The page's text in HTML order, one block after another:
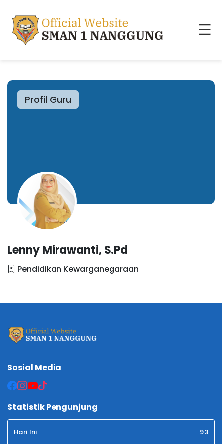
Profil Guru
Lenny Mirawanti, S.Pd
Pendidikan Kewarganegaraan
Sosial Media
Statistik Pengunjung
Hari Ini 93